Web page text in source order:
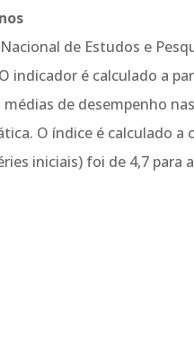
de Estudos e
indicador é calculado a
de desempenho
O índice é calculado a
iniciais) foi de 4,7 para